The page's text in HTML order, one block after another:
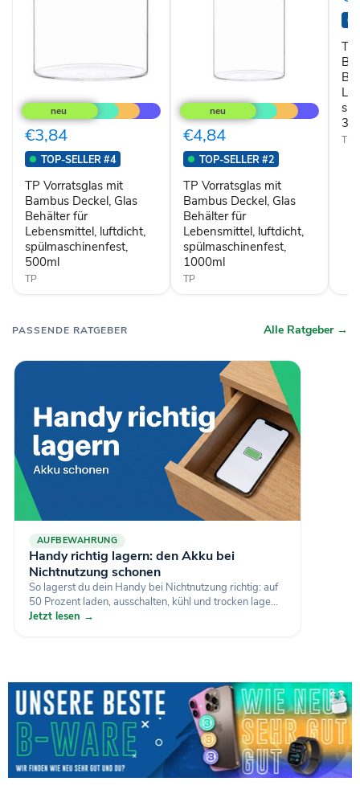
Vorratsglas
mit
Bambus
Deckel,
Glas
Behälter
für
Lebensmittel,
luftdicht,
spülmaschinenfest,
500ml
€3,84
TOP-SELLER #4
TP Vorratsglas mit
Bambus Deckel, Glas
Behälter für
Lebensmittel, luftdicht,
spülmaschinenfest,
500ml
TP
Vorratsglas
mit
Bambus
Deckel,
Glas
Behälter
für
Lebensmittel,
luftdicht,
spülmaschinenfest,
1000ml
€4,84
TOP-SELLER #2
TP Vorratsglas mit
Bambus Deckel, Glas
Behälter für
Lebensmittel, luftdicht,
spülmaschinenfest,
1000ml
TP
Glas
für
TP
TP
PASSENDE RATGEBER Alle Ratgeber →
AUFBEWAHRUNG
Handy richtig lagern: den Akku bei
Nichtnutzung schonen
So lagerst du dein Handy bei Nichtnutzung richtig: auf
50 Prozent laden, ausschalten, kühl und trocken lage...
Jetzt lesen →